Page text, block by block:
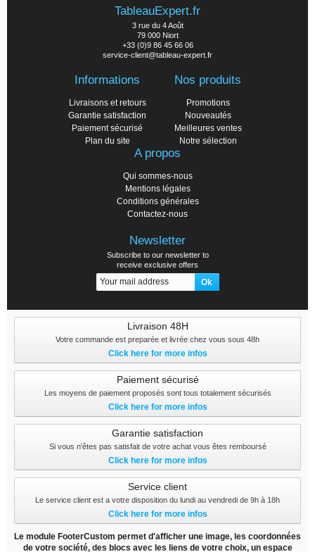
TableauExpert.fr
3 rue du 4 Août
79 000 Niort
+33 (0)9 86 45 66 06
service-client@tableau-expert.fr
Informations
Livraisons et retours
Garantie satisfaction
Paiement sécurisé
Plan du site
Nos produits
Promotions
Nouveautés
Meilleures ventes
Notre sélection
A propos
Qui sommes-nous
Mentions légales
Conditions générales
Contactez-nous
Newsletter
Subscribe to our newsletter to
receive exclusive offers
Livraison 48H
Votre commande est preparée et livrée chez vous sous 48h
Click here for more infos
Paiement sécurisé
Les moyens de paiement proposés sont tous totalement sécurisés
Click here for more infos
Garantie satisfaction
Si vous n'êtes pas satisfait de votre achat vous êtes remboursé
Click here for more infos
Service client
Le service client est a votre disposition du lundi au vendredi de 9h à 18h
Click here for more infos
Le module FooterCustom permet d'afficher une image, les coordonnées
de votre société, des blocs avec les liens de votre choix, un espace